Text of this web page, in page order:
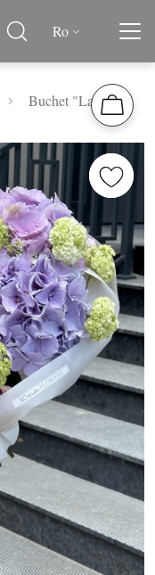
Ro
Buchet "Lavanda"